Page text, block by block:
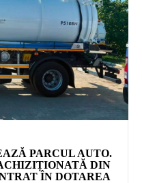
PARCUL AUTO.
DIN
ÎN DOTAREA